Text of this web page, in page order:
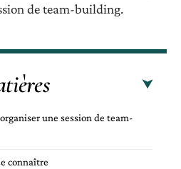
de team-building.
une session de team-
connaître